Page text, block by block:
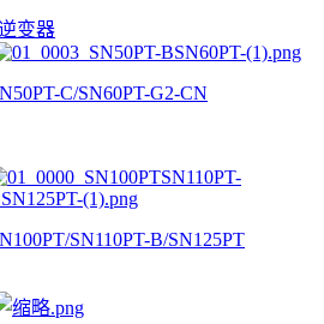
变器
C/SN60PT-G2-CN
SN110PT-B/SN125PT